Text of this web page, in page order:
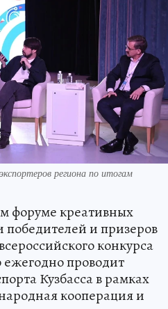
региона по итогам
форуме креативных
и призеров
конкурса
ежегодно проводит
Кузбасса в рамках
кооперация и